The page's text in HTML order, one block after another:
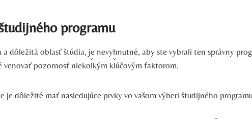
programu
a dôležitá oblasť štúdia, je nevyhnutné, aby ste vybrali ten správny
venovať pozornosť niekoľkým kľúčovým faktorom.
je dôležité mať nasledujúce prvky vo vašom výberi študijného